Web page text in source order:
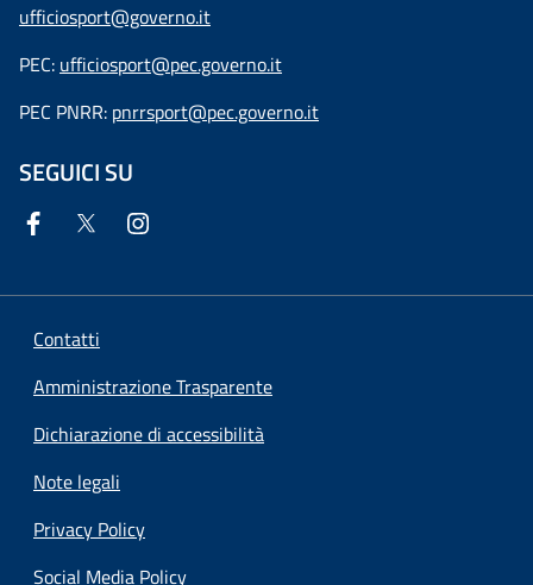
ufficiosport@governo.it
PEC: ufficiosport@pec.governo.it
PEC PNRR: pnrrsport@pec.governo.it
SEGUICI SU
Contatti
Amministrazione Trasparente
Dichiarazione di accessibilità
Note legali
Privacy Policy
Social Media Policy